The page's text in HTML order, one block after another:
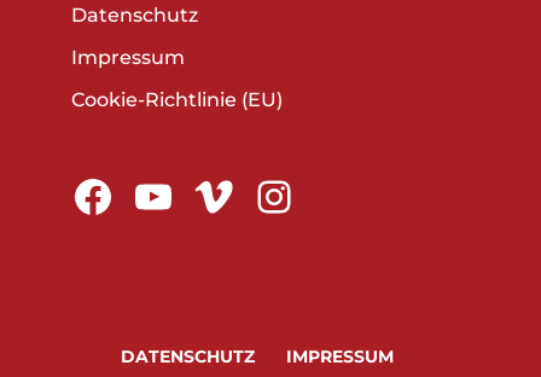
Datenschutz
Impressum
Cookie-Richtlinie (EU)
Facebook
YouTube
VimeoInstagram
DATENSCHUTZ IMPRESSUM